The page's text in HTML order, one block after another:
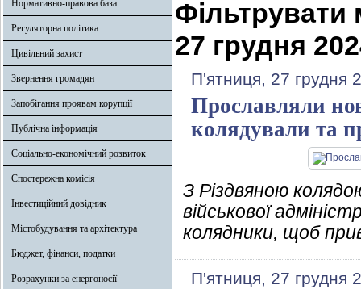
Нормативно-правова база
Регуляторна політика
Цивільний захист
Звернення громадян
Запобігання проявам корупції
Публічна інформація
Соціально-економічний розвиток
Спостережна комісія
Інвестиційний довідник
Містобудування та архітектура
Бюджет, фінанси, податки
Розрахунки за енергоносії
Фільтрувати
27 грудня
П'ятниця, 27 грудня
Прославляли
колядували та
З Різдвяною
військової
колядники, щоб
П'ятниця, 27 грудня